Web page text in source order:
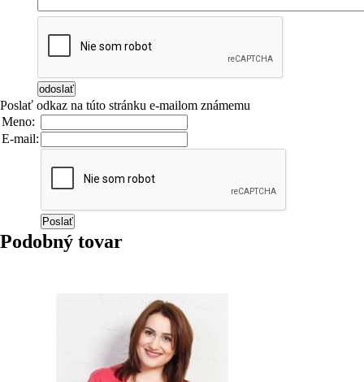
Poslať odkaz na túto stránku e-mailom známemu
Meno:
E-mail:
Podobný tovar